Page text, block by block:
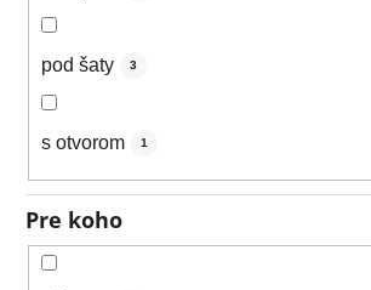
pod šaty 3
s otvorom 1
Pre koho